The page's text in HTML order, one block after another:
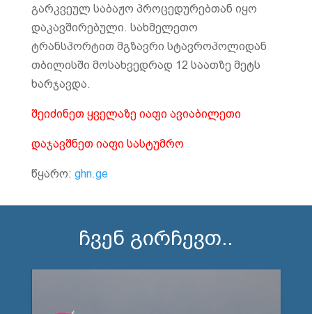
გარკვეულ საბაჟო პროცედურებთან იყო
დაკავშირებული. სახმელეთო
ტრანსპორტით მგზავრი სტავროპოლიდან
თბილისში მოსახვედრად 12 საათზე მეტს
ხარჯავდა.
შეიძინეთ ყველაზე იაფი ავიაბილეთი
დაჯავშნეთ იაფი სასტუმრო
წყარო: ghn.ge
ჩვენ გირჩევთ..